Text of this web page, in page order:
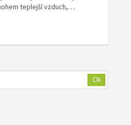
teplejší vzduch,…
Ok